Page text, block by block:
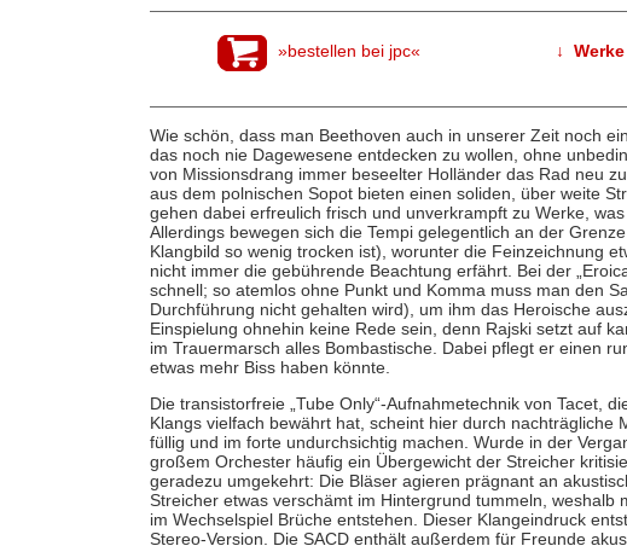
»bestellen bei jpc« ↓
Wie schön, dass man Beethoven auch in unserer Zeit noch
das noch nie Dagewesene entdecken zu wollen, ohne
von Missionsdrang immer beseelter Holländer das Rad neu
aus dem polnischen Sopot bieten einen soliden, über weite
gehen dabei erfreulich frisch und unverkrampft zu Werke,
Allerdings bewegen sich die Tempi gelegentlich an der
Klangbild so wenig trocken ist), worunter die Feinzeichnung
nicht immer die gebührende Beachtung erfährt. Bei der
schnell; so atemlos ohne Punkt und Komma muss man den
Durchführung nicht gehalten wird), um ihm das Heroische
Einspielung ohnehin keine Rede sein, denn Rajski setzt auf
im Trauermarsch alles Bombastische. Dabei pflegt er einen
etwas mehr Biss haben könnte.
Die transistorfreie „Tube Only“-Aufnahmetechnik von Tacet,
Klangs vielfach bewährt hat, scheint hier durch nachträgliche
füllig und im forte undurchsichtig machen. Wurde in der
großem Orchester häufig ein Übergewicht der Streicher
geradezu umgekehrt: Die Bläser agieren prägnant an
Streicher etwas verschämt im Hintergrund tummeln, weshalb
im Wechselspiel Brüche entstehen. Dieser Klangeindruck
Stereo-Version. Die SACD enthält außerdem für Freunde